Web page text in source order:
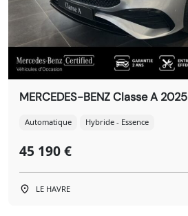
MERCEDES-BENZ Classe A 2025
Automatique Hybride - Essence
45 190 €
LE HAVRE